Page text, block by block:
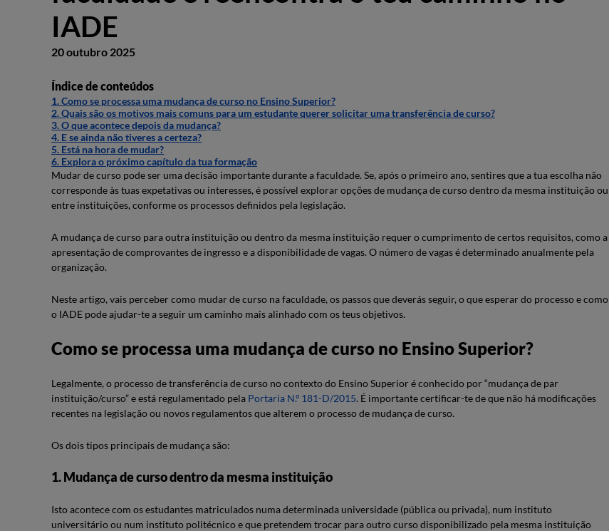
IADE
20 outubro 2025
Índice de conteúdos
1. Como se processa uma mudança de curso no Ensino Superior?
2. Quais são os motivos mais comuns para um estudante querer solicitar uma transferência de curso?
3. O que acontece depois da mudança?
4. E se ainda não tiveres a certeza?
5. Está na hora de mudar?
6. Explora o próximo capítulo da tua formação
Mudar de curso pode ser uma decisão importante durante a faculdade. Se, após o primeiro ano, sentires que a tua escolha não
corresponde às tuas expetativas ou interesses, é possível explorar opções de mudança de curso dentro da mesma instituição ou
entre instituições, conforme os processos definidos pela legislação.
A mudança de curso para outra instituição ou dentro da mesma instituição requer o cumprimento de certos requisitos, como a
apresentação de comprovantes de ingresso e a disponibilidade de vagas. O número de vagas é determinado anualmente pela
organização.
Neste artigo, vais perceber como mudar de curso na faculdade, os passos que deverás seguir, o que esperar do processo e como
o IADE pode ajudar-te a seguir um caminho mais alinhado com os teus objetivos.
Como se processa uma mudança de curso no Ensino Superior?
Legalmente, o processo de transferência de curso no contexto do Ensino Superior é conhecido por “mudança de par
instituição/curso” e está regulamentado pela Portaria N.º 181-D/2015. É importante certificar-te de que não há modificações
recentes na legislação ou novos regulamentos que alterem o processo de mudança de curso.
Os dois tipos principais de mudança são:
1. Mudança de curso dentro da mesma instituição
Isto acontece com os estudantes matriculados numa determinada universidade (pública ou privada), num instituto
universitário ou num instituto politécnico e que pretendem trocar para outro curso disponibilizado pela mesma instituição